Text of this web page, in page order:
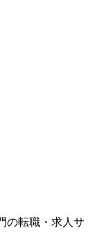
の転職・求人サ